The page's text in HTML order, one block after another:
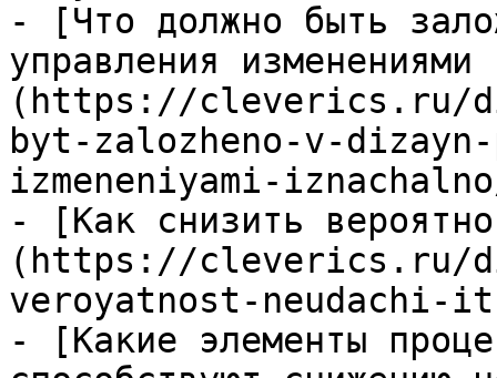
- [Что должно быть
управления изменениями
(https://cleverics.ru/
byt-zalozheno-v-
izmeneniyami-
- [Как снизить
(https://cleverics.ru/
veroyatnost-neudachi-
- [Какие элементы